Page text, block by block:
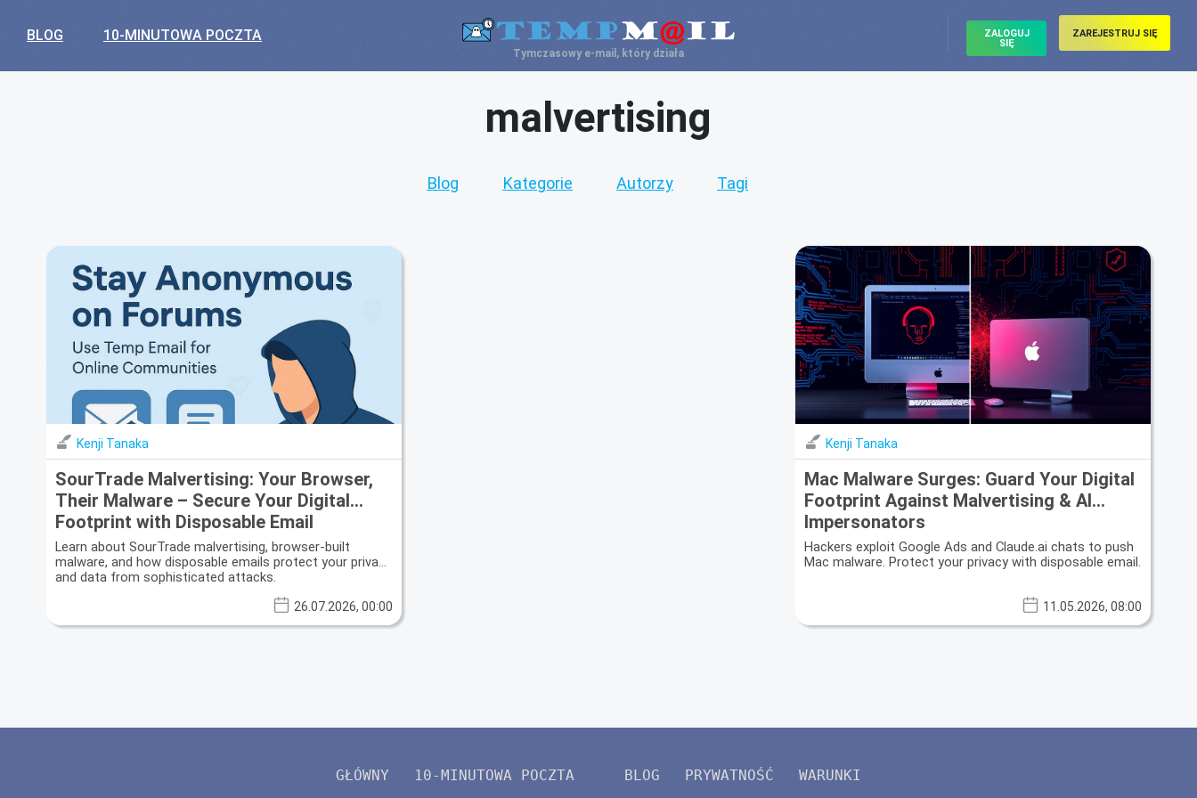
BLOG 10-MINUTOWA POCZTA
Tymczasowy e-mail, który działa
ZALOGUJ
SIĘ
ZAREJESTRUJ SIĘ
malvertising
Blog Kategorie Autorzy Tagi
Kenji Tanaka
SourTrade Malvertising: Your Browser,
Their Malware – Secure Your Digital
Footprint with Disposable Email
Learn about SourTrade malvertising, browser-built
malware, and how disposable emails protect your privacy
and data from sophisticated attacks.
26.07.2026, 00:00
Kenji Tanaka
Mac Malware Surges: Guard Your Digital
Footprint Against Malvertising & AI
Impersonators
Hackers exploit Google Ads and Claude.ai chats to push
Mac malware. Protect your privacy with disposable email.
11.05.2026, 08:00
GŁÓWNY 10-MINUTOWA POCZTA BLOG PRYWATNOŚĆ WARUNKI